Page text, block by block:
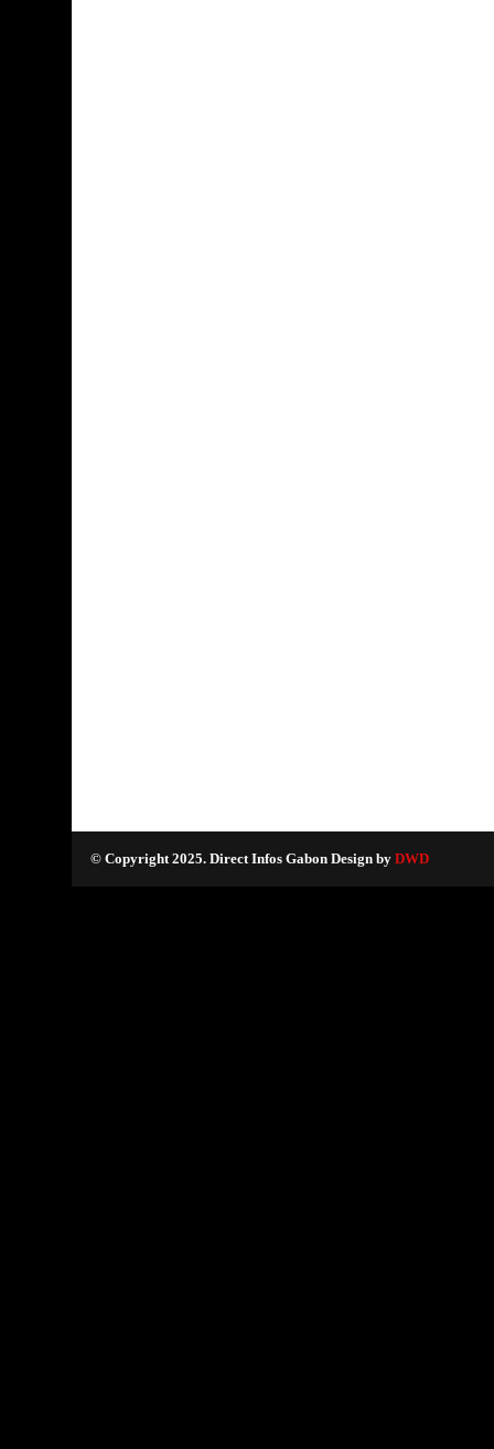
© Copyright 2025. Direct Infos Gabon Design by DWD